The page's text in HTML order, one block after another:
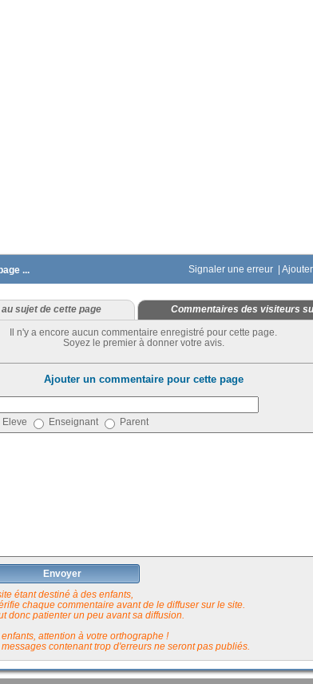
... Signaler une erreur
sujet de cette page Commentaires des visiteurs
Il n'y a encore aucun commentaire enregistré pour cette page.
Soyez le premier à donner votre avis.
Ajouter un commentaire pour cette page
Eleve Enseignant Parent
Envoyer
étant destiné à des enfants,
chaque commentaire avant de le diffuser sur le site.
donc patienter un peu avant sa diffusion.
attention à votre orthographe !
contenant trop d'erreurs ne seront pas publiés.